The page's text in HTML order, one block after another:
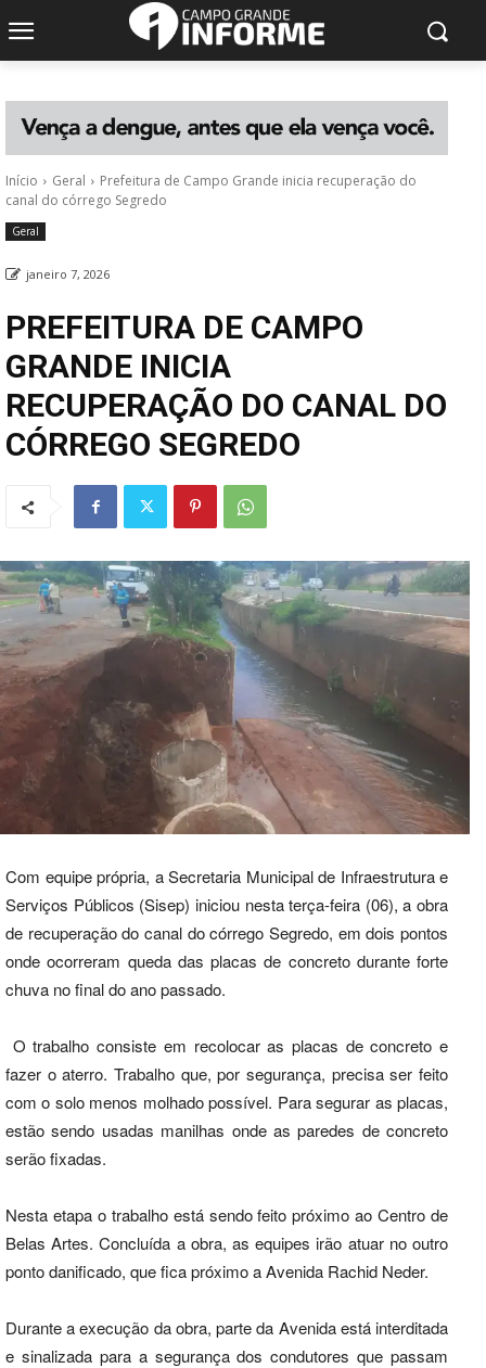
Início Geral
Prefeitura de Campo Grande inicia recuperação do
canal do córrego Segredo
Geral
janeiro 7, 2026
PREFEITURA DE CAMPO
GRANDE INICIA
RECUPERAÇÃO DO CANAL DO
CÓRREGO SEGREDO
Com equipe própria, a Secretaria Municipal de Infraestrutura e
Serviços Públicos (Sisep) iniciou nesta terça-feira (06), a obra
de recuperação do canal do córrego Segredo, em dois pontos
onde ocorreram queda das placas de concreto durante forte
chuva no final do ano passado.
O trabalho consiste em recolocar as placas de concreto e
fazer o aterro. Trabalho que, por segurança, precisa ser feito
com o solo menos molhado possível. Para segurar as placas,
estão sendo usadas manilhas onde as paredes de concreto
serão fixadas.
Nesta etapa o trabalho está sendo feito próximo ao Centro de
Belas Artes. Concluída a obra, as equipes irão atuar no outro
ponto danificado, que fica próximo a Avenida Rachid Neder.
Durante a execução da obra, parte da Avenida está interditada
e sinalizada para a segurança dos condutores que passam